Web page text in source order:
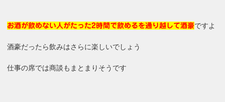
お酒が飲めない人がたった2時間で飲めるを通り越して酒豪ですよ
酒豪だったら飲みはさらに楽しいでしょう
仕事の席では商談もまとまりそうです